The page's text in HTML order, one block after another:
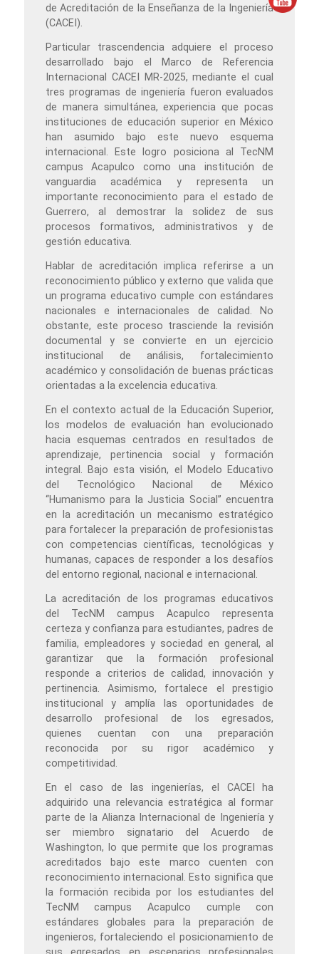
de Acreditación de la Enseñanza de la Ingeniería
(CACEI).
Particular trascendencia adquiere el proceso
desarrollado bajo el Marco de Referencia
Internacional CACEI MR-2025, mediante el cual
tres programas de ingeniería fueron evaluados
de manera simultánea, experiencia que pocas
instituciones de educación superior en México
han asumido bajo este nuevo esquema
internacional. Este logro posiciona al TecNM
campus Acapulco como una institución de
vanguardia académica y representa un
importante reconocimiento para el estado de
Guerrero, al demostrar la solidez de sus
procesos formativos, administrativos y de
gestión educativa.
Hablar de acreditación implica referirse a un
reconocimiento público y externo que valida que
un programa educativo cumple con estándares
nacionales e internacionales de calidad. No
obstante, este proceso trasciende la revisión
documental y se convierte en un ejercicio
institucional de análisis, fortalecimiento
académico y consolidación de buenas prácticas
orientadas a la excelencia educativa.
En el contexto actual de la Educación Superior,
los modelos de evaluación han evolucionado
hacia esquemas centrados en resultados de
aprendizaje, pertinencia social y formación
integral. Bajo esta visión, el Modelo Educativo
del Tecnológico Nacional de México
“Humanismo para la Justicia Social” encuentra
en la acreditación un mecanismo estratégico
para fortalecer la preparación de profesionistas
con competencias científicas, tecnológicas y
humanas, capaces de responder a los desafíos
del entorno regional, nacional e internacional.
La acreditación de los programas educativos
del TecNM campus Acapulco representa
certeza y confianza para estudiantes, padres de
familia, empleadores y sociedad en general, al
garantizar que la formación profesional
responde a criterios de calidad, innovación y
pertinencia. Asimismo, fortalece el prestigio
institucional y amplía las oportunidades de
desarrollo profesional de los egresados,
quienes cuentan con una preparación
reconocida por su rigor académico y
competitividad.
En el caso de las ingenierías, el CACEI ha
adquirido una relevancia estratégica al formar
parte de la Alianza Internacional de Ingeniería y
ser miembro signatario del Acuerdo de
Washington, lo que permite que los programas
acreditados bajo este marco cuenten con
reconocimiento internacional. Esto significa que
la formación recibida por los estudiantes del
TecNM campus Acapulco cumple con
estándares globales para la preparación de
ingenieros, fortaleciendo el posicionamiento de